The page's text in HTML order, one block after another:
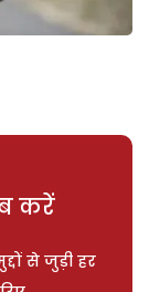
करें
से जुड़ी हर